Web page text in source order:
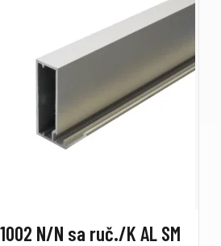
1002 N/N sa ruč./K AL SM